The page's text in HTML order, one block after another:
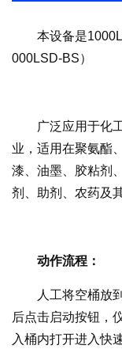
本设备是
000LSD-BS）
广泛应用于化
业，适用在聚氨酯
漆、油墨、胶粘剂
剂、助剂、农药及
动作流程：
人工将空桶放
后点击启动按钮，
入桶内打开进入快